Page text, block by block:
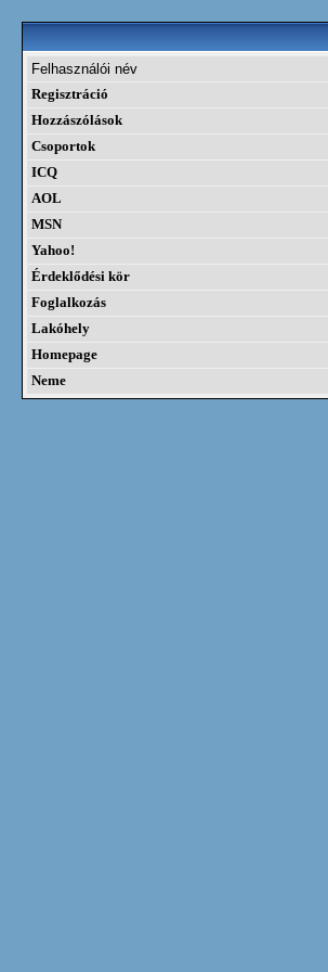
Felhasználói név
Regisztráció
Hozzászólások
Csoportok
ICQ
AOL
MSN
Yahoo!
Érdeklődési kör
Foglalkozás
Lakóhely
Homepage
Neme